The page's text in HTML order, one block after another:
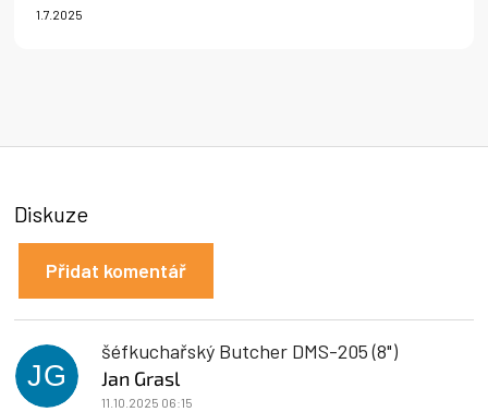
Hodnocení produktu je 5 z 5 hvězdiček.
1.7.2025
Diskuze
Přidat komentář
ý
p
i
s JG
šéfkuchařský Butcher DMS-205 (8")
Jan Grasl
11.10.2025 06:15